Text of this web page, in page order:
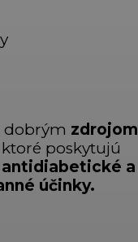
dobrým zdrojom
ktoré poskytujú
a
účinky.